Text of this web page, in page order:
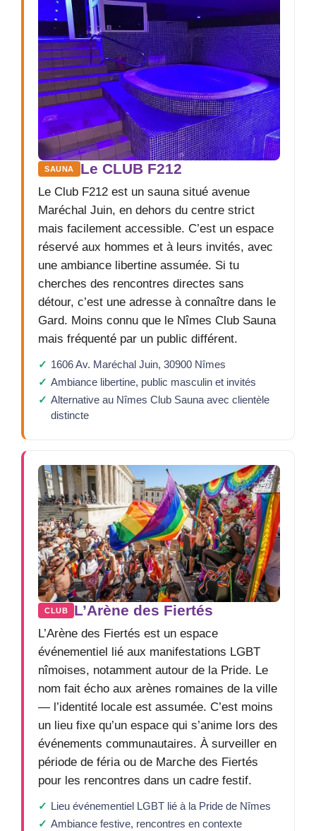
SAUNA Le CLUB F212
Le Club F212 est un sauna situé avenue
Maréchal Juin, en dehors du centre strict
mais facilement accessible. C’est un espace
réservé aux hommes et à leurs invités, avec
une ambiance libertine assumée. Si tu
cherches des rencontres directes sans
détour, c’est une adresse à connaître dans le
Gard. Moins connu que le Nîmes Club Sauna
mais fréquenté par un public différent.
1606 Av. Maréchal Juin, 30900 Nîmes
Ambiance libertine, public masculin et invités
Alternative au Nîmes Club Sauna avec clientèle
distincte
CLUB L’Arène des Fiertés
L’Arène des Fiertés est un espace
événementiel lié aux manifestations LGBT
nîmoises, notamment autour de la Pride. Le
nom fait écho aux arènes romaines de la ville
— l’identité locale est assumée. C’est moins
un lieu fixe qu’un espace qui s’anime lors des
événements communautaires. À surveiller en
période de féria ou de Marche des Fiertés
pour les rencontres dans un cadre festif.
Lieu événementiel LGBT lié à la Pride de Nîmes
Ambiance festive, rencontres en contexte